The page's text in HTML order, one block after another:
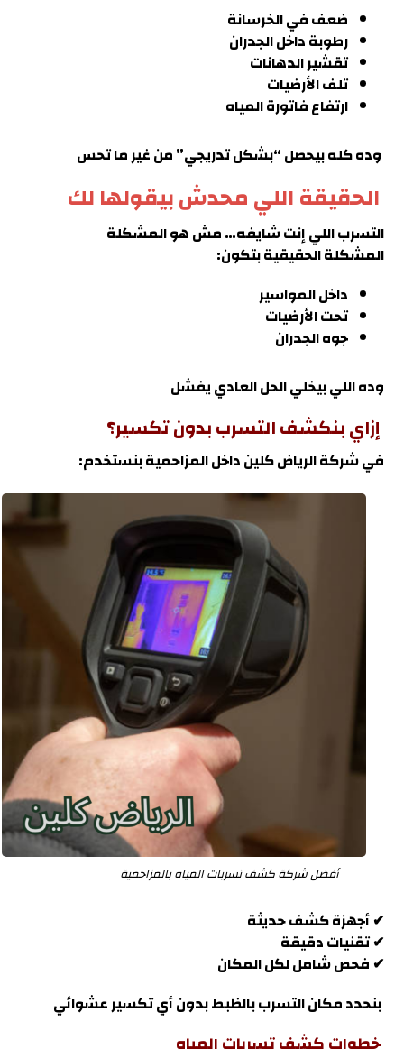
ضعف في الخرسانة
رطوبة داخل الجدران
تقشير الدهانات
تلف الأرضيات
ارتفاع فاتورة المياه
وده كله بيحصل “بشكل تدريجي” من غير ما تحس
الحقيقة اللي محدش بيقولها لك
التسرباللي إنت شايفه… مش هو المشكلة
المشكلة الحقيقية بتكون:
داخل المواسير
تحت الأرضيات
جوه الجدران
وده اللي بيخلي الحل العادي يفشل
إزاي بنكشف التسرب بدون تكسير؟
في شركةالرياض كلينداخلالمزاحميةبنستخدم:
أفضل شركة كشف تسربات المياه بالمزاحمية
✔ أجهزة كشف حديثة
✔ تقنيات دقيقة
✔ فحص شامل لكل المكان
بنحدد مكان التسرب بالظبط بدون أي تكسير عشوائي